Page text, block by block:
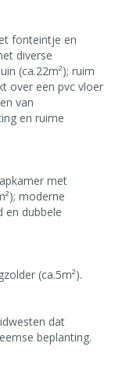
fonteintje en
diverse
(ca.22m²); ruim
over een pvc vloer
van
en ruime
met
moderne
en dubbele
(ca.5m²).
dat
beplanting.